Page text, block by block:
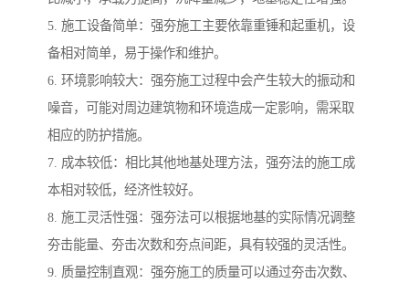
5. 施工设备简单：强夯施工主要依靠重锤和起重机，设
备相对简单，易于操作和维护。
6. 环境影响较大：强夯施工过程中会产生较大的振动和
噪音，可能对周边建筑物和环境造成一定影响，需采取
相应的防护措施。
7. 成本较低：相比其他地基处理方法，强夯法的施工成
本相对较低，经济性较好。
8. 施工灵活性强：强夯法可以根据地基的实际情况调整
夯击能量、夯击次数和夯点间距，具有较强的灵活性。
9. 质量控制直观：强夯施工的质量可以通过夯击次数、